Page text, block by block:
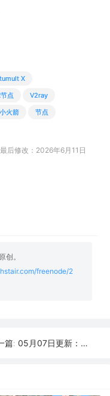
X
点
V2ray
小火箭 节点
最后修改：2026年6月11日
创。
freenode/2
篇: 05月07日更新：可用SSR/V2Ray/Clash免费节点全集（47条）